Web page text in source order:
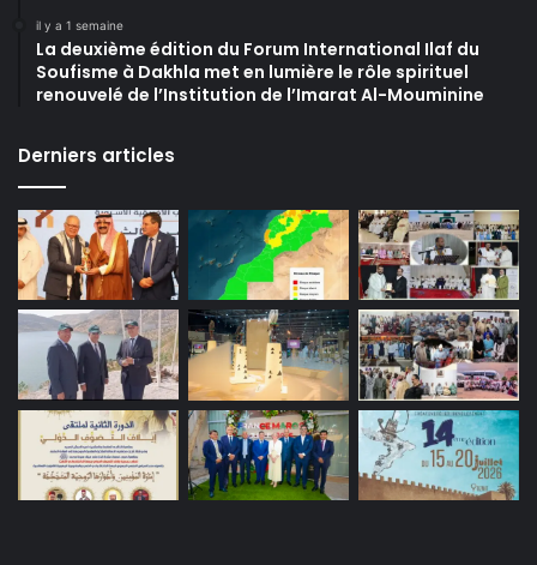
il y a 1 semaine
La deuxième édition du Forum International Ilaf du
Soufisme à Dakhla met en lumière le rôle spirituel
renouvelé de l’Institution de l’Imarat Al-Mouminine
Derniers articles